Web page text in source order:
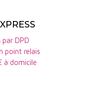
DPD
point relais
à domicile